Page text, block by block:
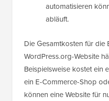
automatisieren
abläuft.
Die Gesamtkosten für die
WordPress.org-Website
Beispielsweise kostet ein
ein E-Commerce-Shop
können eine Website für